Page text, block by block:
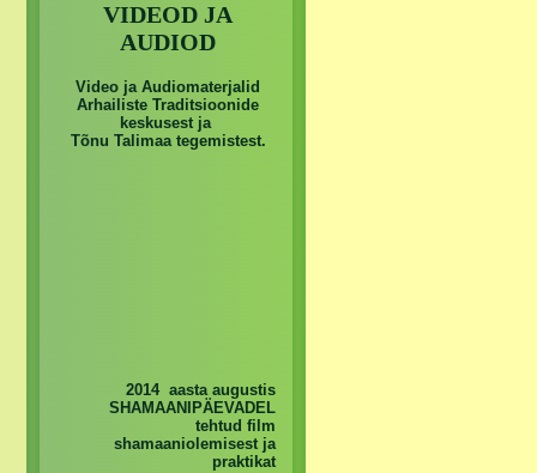
VIDEOD JA
AUDIOD
Video ja Audiomaterjalid
Arhailiste Traditsioonide
keskusest ja
Tõnu Talimaa tegemistest.
2014 aasta augustis
SHAMAANIPÄEVADEL
tehtud film
shamaaniolemisest ja
praktikat